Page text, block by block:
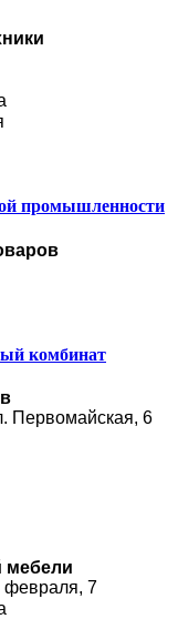
промышленности
комбинат
Первомайская, 6
мебели
февраля, 7